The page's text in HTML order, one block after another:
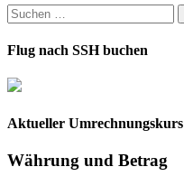
Suchen
nach:
Flug nach SSH buchen
Aktueller Umrechnungskurs
Währung und Betrag